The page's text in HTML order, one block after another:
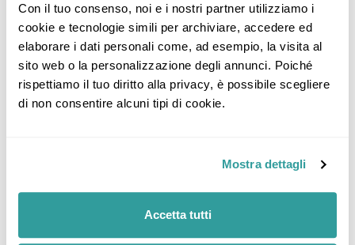
Con il tuo consenso, noi e i nostri partner utilizziamo i
cookie e tecnologie simili per archiviare, accedere ed
elaborare i dati personali come, ad esempio, la visita al
sito web o la personalizzazione degli annunci. Poiché
rispettiamo il tuo diritto alla privacy, è possibile scegliere
di non consentire alcuni tipi di cookie.
Mostra dettagli
Accetta tutti
Oliva Agenzie Di Viaggio
Piazza della Mercede, 1, 07041 Alghero SS, Italia (@
0km)
Andalas Tours
Via Luigi Pirandello, 1, 07100 Sassari SS, Italia (@